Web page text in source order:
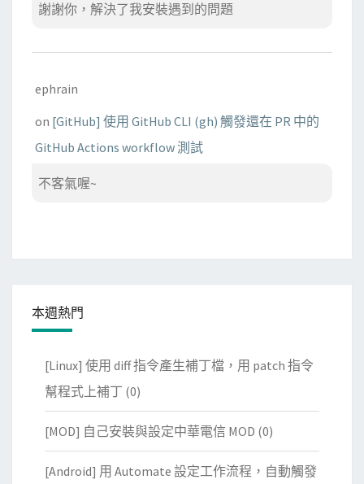
謝謝你，解決了我安裝遇到的問題
ephrain
on [GitHub] 使用 GitHub CLI (gh) 觸發還在 PR 中的
GitHub Actions workflow 測試
不客氣喔~
本週熱門
[Linux] 使用 diff 指令產生補丁檔，用 patch 指令
幫程式上補丁 (0)
[MOD] 自己安裝與設定中華電信 MOD (0)
[Android] 用 Automate 設定工作流程，自動觸發